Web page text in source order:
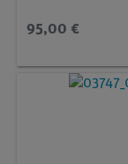
95,00 €